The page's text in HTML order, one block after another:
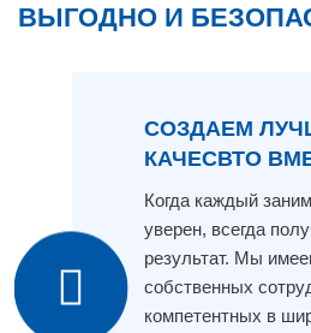
ВЫГОДНО И
СОЗДАЕМ
КАЧЕСВТО
Когда каждый
уверен, всегда
результат. Мы
собственных
компетентных в